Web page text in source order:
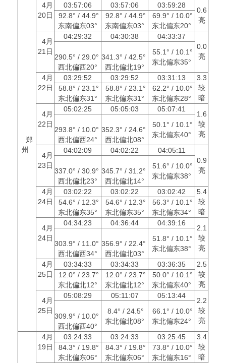
郑
州
4月
20日
03:57:06 03:57:06 03:59:28
0.6
亮
92.8° / 44.9°
东南偏东03°
92.8° / 44.9°
东南偏东03°
69.9° / 10.0°
东北偏东20°
4月
21日
04:29:32 04:30:38
04:33:37
0.0
亮
290.5° / 29.0°
西北偏西20°
341.3° / 42.5°
西北偏北19°
55.1° / 10.1°
东北偏东35°
4月
22日
03:29:52 03:29:52 03:31:13
3.3
较
暗
58.8° / 23.1°
东北偏东31°
58.8° / 23.1°
东北偏东31°
62.2° / 10.0°
东北偏东28°
4月
22日
05:02:25 05:05:03 05:07:41
1.6
较
亮
293.8° / 10.0°
西北偏西24°
352.3° / 24.6°
西北偏北08°
50.1° / 10.1°
东北偏东40°
4月
23日
04:02:09 04:02:22
04:05:11
0.9
亮
337.0° / 30.9°
西北偏北23°
345.7° / 31.2°
西北偏北14°
51.6° / 10.0°
东北偏东38°
4月
24日
03:02:22 03:02:22 03:02:42
5.4
较
暗
54.6° / 12.3°
东北偏东35°
54.6° / 12.3°
东北偏东35°
56.3° / 10.1°
东北偏东34°
4月
24日
04:34:23 04:36:44 04:39:16
2.1
较
亮
303.9° / 11.0°
西北偏西34°
356.9° / 22.4°
西北偏北03°
51.8° / 10.1°
东北偏东38°
4月
25日
03:34:33 03:34:33 03:36:35
2.5
较
亮
12.0° / 23.7°
东北偏北12°
12.0° / 23.7°
东北偏北12°
50.0° / 10.1°
东北偏东40°
4月
25日
05:08:29 05:11:07 05:13:44
2.2
较
亮
309.9° / 10.0°
西北偏西40°
8.4° / 24.5°
东北偏北08°
66.1° / 10.0°
东北偏东24°
4月
19日
03:24:33 03:24:33 03:25:45
3.4
较
暗
84.3° / 19.8°
东北偏东06°
84.3° / 19.8°
东北偏东06°
73.8° / 10.0°
东北偏东16°